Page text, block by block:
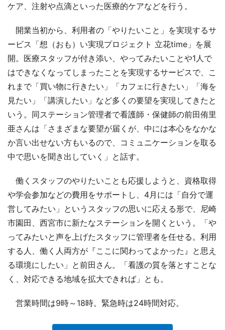
ケア、注射や点滴といった医療的ケアなどを行う。
開業当初から、利用者の「やりたいこと」を実現するサ
ービス「想（おも）い実現プロジェクト 立花time」を展
開。医療スタッフが付き添い、やってみたいことや1人で
はできなくなってしまったことを実現するサービスで、こ
れまで「買い物に行きたい」「カフェに行きたい」「海を
見たい」「講演したい」など多くの要望を実現してきたと
いう。同ステーション管理者で看護師・保健師の前田侑里
亜さんは「さまざまな要望が届くが、中には本心をなかな
か言い出せない方もいるので、コミュニケーションを取る
中で思いを聞き出していく」と話す。
働くスタッフのやりたいことも応援しようと、資格取得
や学会参加などの費用をサポートし、4月には「自分で運
営してみたい」というスタッフの思いに応える形で、尼崎
市園田、西宮市に新たなステーションを開くという。「や
ってみたいと声を上げたスタッフに管理者を任せる。利用
する人、働く人両方が『ここに関わってよかった』と思え
る環境にしたい」と前田さん。「看護の質を落とすことな
く、対応できる地域を拡大できれば」とも。
営業時間は9時～18時。緊急時は24時間対応。